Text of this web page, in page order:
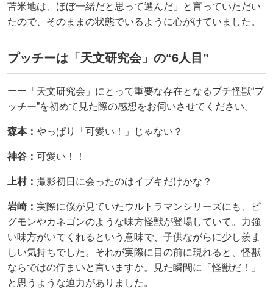
苫米地は、ほぼ一緒だと思って選んだ」と言っていただい
たので、そのままの状態でいるように心がけていました。
プッチーは「天文研究会」の“6人目”
ーー「天文研究会」にとって重要な存在となるプチ怪獣“プ
ッチー”を初めて見た際の感想をお伺いさせてください。
森本： やっぱり「可愛い！」じゃない？
神谷： 可愛い！！
上村： 撮影初日に会ったのはイブキだけかな？
岩崎： 実際に僕が見ていたウルトラマンシリーズにも、ピ
グモンやカネゴンのような味方怪獣が登場していて。力強
い味方がいてくれるという意味で、子供ながらに少し羨ま
しい気持ちでした。それが実際に目の前に現れると、怪獣
ならではの佇まいと言いますか。見た瞬間に「怪獣だ！」
と思うような迫力がありました。